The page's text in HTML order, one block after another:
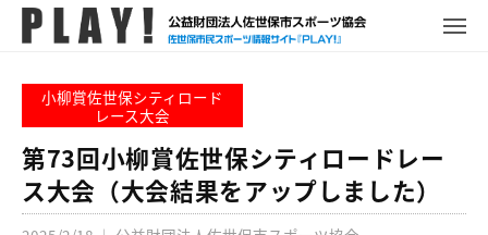
L
Y
!
世
市
ス
ポ
ー
メ
小柳賞佐世保シティロード
レース大会
第73回小柳賞佐世保シティロードレー
ス大会（大会結果をアップしました）
P
L
Y
ュ
ー